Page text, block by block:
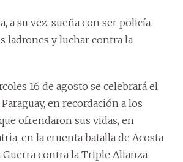
a su vez, sueña con ser policía
ladrones y luchar contra la
16 de agosto se celebrará el
en recordación a los
ofrendaron sus vidas, en
en la cruenta batalla de Acosta
Guerra contra la Triple Alianza